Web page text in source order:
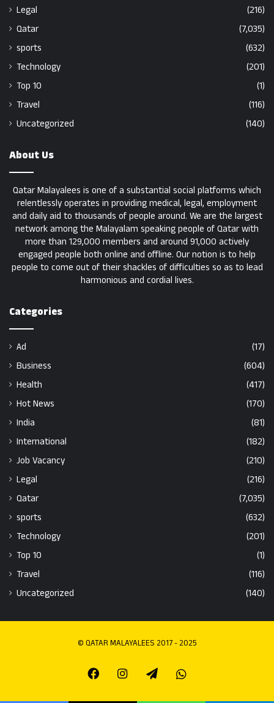
Legal
(216)
Qatar
(7,035)
sports
(632)
Technology
(201)
Top 10
(1)
Travel
(116)
Uncategorized
(140)
About Us
Qatar Malayalees is one of a substantial social platforms which
relentlessly operates in providing medical, legal, employment
and daily aid to thousands of people around. We are the largest
network among the Malayalam speaking people of Qatar with
more than 129,000 members and around 91,000 actively
engaged people both online and offline. Our notion is to help
people to come out of their shackles of difficulties so as to lead
harmonious and cordial lives.
Categories
Ad
(17)
Business
(604)
Health
(417)
Hot News
(170)
India
(81)
International
(182)
Job Vacancy
(210)
Legal
(216)
Qatar
(7,035)
sports
(632)
Technology
(201)
Top 10
(1)
Travel
(116)
Uncategorized
(140)
© QATAR MALAYALEES 2017 - 2025
FacebookInstagramTelegramWhatsapp